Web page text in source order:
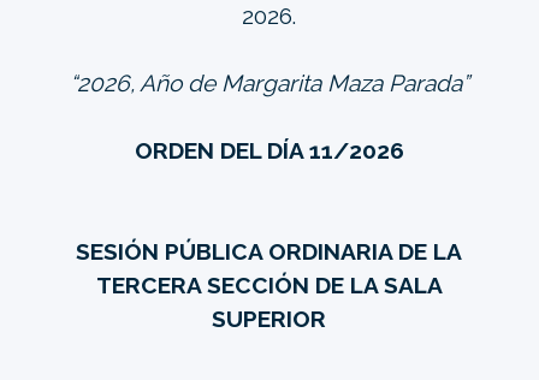
2026.
“2026, Año de Margarita Maza Parada”
ORDEN DEL DÍA 11/2026
SESIÓN PÚBLICA ORDINARIA DE LA
TERCERA SECCIÓN DE LA SALA
SUPERIOR